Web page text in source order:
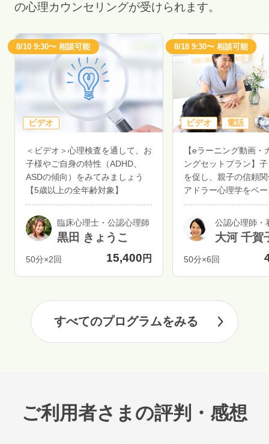
の心理カウンセリングが受けられます。
8/10 9:30〜 相談可能
ビデオ
＜ビデオ＞心理検査を通して、お
子様やご自身の特性（ADHD、
ASDの傾向）をみてみましょう
【5歳以上の全年齢対象】
臨床心理士・公認心理師
黒田 きょうこ
50分×2回 15,400 円
8/18 9:30〜 相談可能
ビデオ 電話
【eラーニング動画・
ングセットプラン】
を促し、親子の信頼
アドラー心理学をベ
育て講座
公認心理師・
大河 千賀
50分×6回
すべてのプログラムをみる
ご利用者さまの評判・感想